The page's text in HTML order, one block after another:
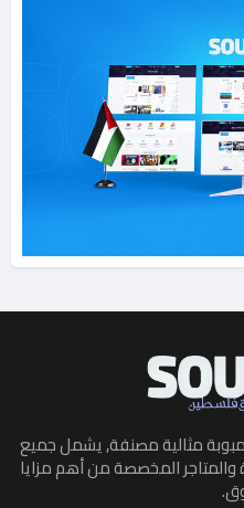
مثالية مصنفة, يشمل جميع
المخصصة من أهم مزايا